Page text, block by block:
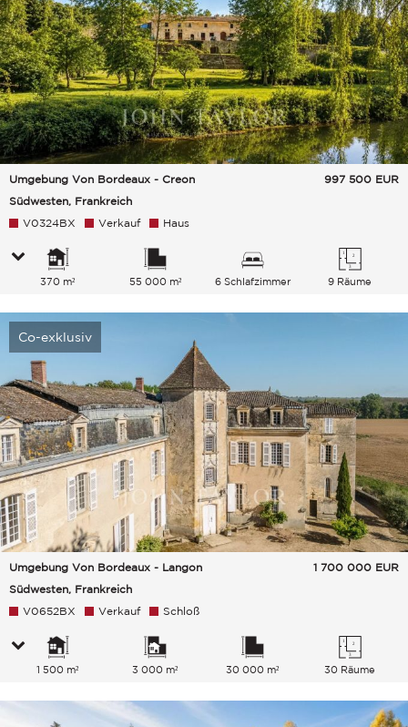
Umgebung Von Bordeaux - Creon
Südwesten, Frankreich
997 500 EUR
V0324BX Verkauf Haus
370 m² 55 000 m² 6 Schlafzimmer 9 Räume
Co-exklusiv
Umgebung Von Bordeaux - Langon
Südwesten, Frankreich
1 700 000 EUR
V0652BX Verkauf Schloß
1 500 m² 3 000 m² 30 000 m² 30 Räume